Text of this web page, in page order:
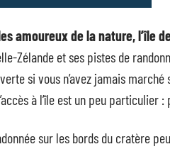
amoureux de la nature, l’île
Zélande et ses pistes de
si vous n’avez jamais
à l’île est un peu particulier
sur les bords du cratère